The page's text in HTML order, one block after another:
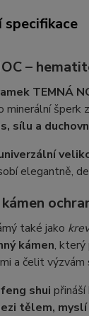
–
TEMNÁ
minerální šperk
sílu a
elegantně,
také jako
kámen, který
a čelit
shui
tělem,